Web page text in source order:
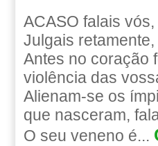
ACASO falais
Julgais
Antes no coração
violência das
Alienam-se os
que nasceram,
O seu veneno é...